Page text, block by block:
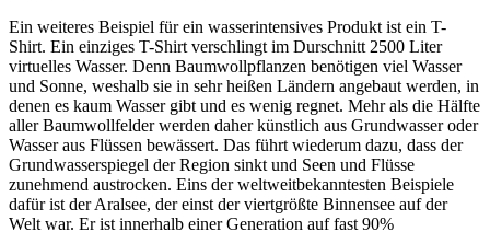
Ein weiteres Beispiel für ein wasserintensives Produkt ist ein T-
Shirt. Ein einziges T-Shirt verschlingt im Durschnitt 2500 Liter
virtuelles Wasser. Denn Baumwollpflanzen benötigen viel Wasser
und Sonne, weshalb sie in sehr heißen Ländern angebaut werden, in
denen es kaum Wasser gibt und es wenig regnet. Mehr als die Hälfte
aller Baumwollfelder werden daher künstlich aus Grundwasser oder
Wasser aus Flüssen bewässert. Das führt wiederum dazu, dass der
Grundwasserspiegel der Region sinkt und Seen und Flüsse
zunehmend austrocken. Eins der weltweitbekanntesten Beispiele
dafür ist der Aralsee, der einst der viertgrößte Binnensee auf der
Welt war. Er ist innerhalb einer Generation auf fast 90%